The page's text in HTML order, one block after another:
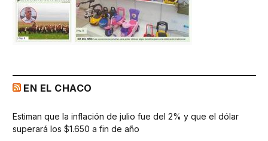
EN EL CHACO
Estiman que la inflación de julio fue del 2% y que el dólar
superará los $1.650 a fin de año